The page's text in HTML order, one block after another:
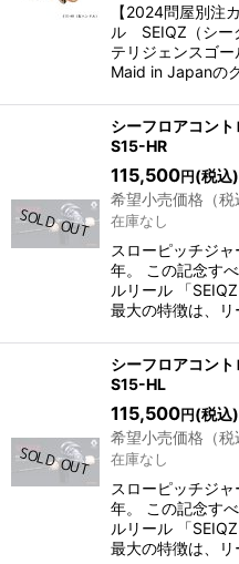
【2024問屋別注
ル SEIQZ（シー
テリジェンスゴ
Maid in Japanの
シーフロアコン
S15-HR
115,500円(税込)
希望小売価格（税
在庫なし
スローピッチジ
年。 この記念す
ルリール 「
最大の特徴は、
シーフロアコン
S15-HL
115,500円(税込)
希望小売価格（税
在庫なし
スローピッチジ
年。 この記念す
ルリール 「
最大の特徴は、